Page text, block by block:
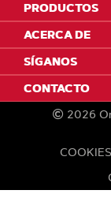
PRODUCTOS
ACERCA DE
SÍGANOS
CONTACTO
2026
COOKIES